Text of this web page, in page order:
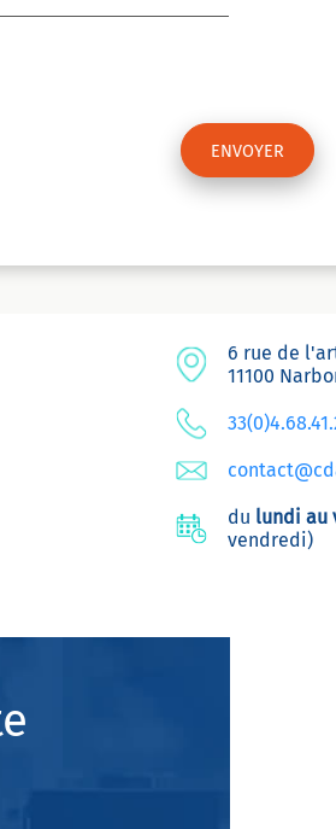
6 rue de
11100
du lundi au
vendredi)